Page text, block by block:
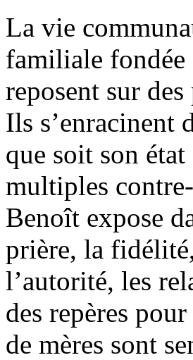
La vie
familiale fondée
reposent sur
Ils s’enracinent
que soit son
multiples
Benoît expose
prière, la
l’autorité, les
des repères
de mères sont